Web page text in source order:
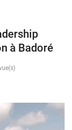
à Badoré